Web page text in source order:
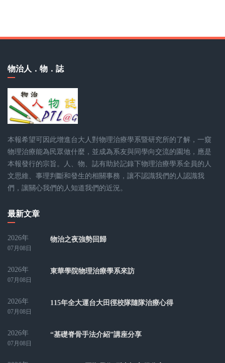
物治人．物．誌
本報希望可因此增進台大人對物理治療學系暨研究所的了解，一窺
物理治療能為民眾做什麼，並成為系友與同學向交流的園地，應是
本報發行的宗旨。人、物、誌有助於記錄下物理治療學系全員的人
文思維、事理判斷和發生的相關事務，讓不認識我們的人認識我
們，讓關心我們的人知道我們的近況。
最新文章
2026年
07月08日
物治之夜強勢回歸
2026年
07月08日
東華學院物理治療學系來訪
2026年
07月08日
115年全大運台大田徑校隊隨隊治療心得
2026年
07月08日
“基礎脊骨手法介紹”講座分享